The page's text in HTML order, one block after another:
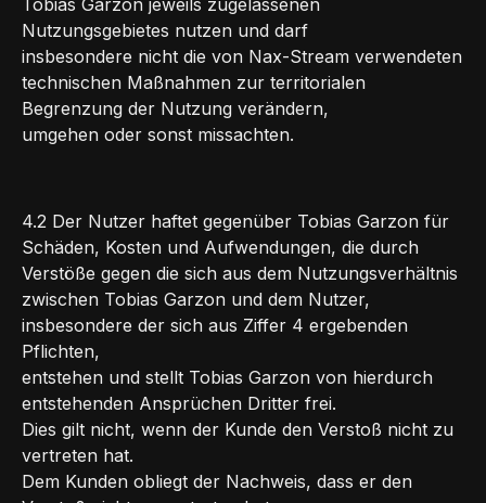
Tobias Garzon jeweils zugelassenen
Nutzungsgebietes nutzen und darf
insbesondere nicht die von Nax-Stream verwendeten
technischen Maßnahmen zur territorialen
Begrenzung der Nutzung verändern,
umgehen oder sonst missachten.
4.2 Der Nutzer haftet gegenüber Tobias Garzon für
Schäden, Kosten und Aufwendungen, die durch
Verstöße gegen die sich aus dem Nutzungsverhältnis
zwischen Tobias Garzon und dem Nutzer,
insbesondere der sich aus Ziffer 4 ergebenden
Pflichten,
entstehen und stellt Tobias Garzon von hierdurch
entstehenden Ansprüchen Dritter frei.
Dies gilt nicht, wenn der Kunde den Verstoß nicht zu
vertreten hat.
Dem Kunden obliegt der Nachweis, dass er den